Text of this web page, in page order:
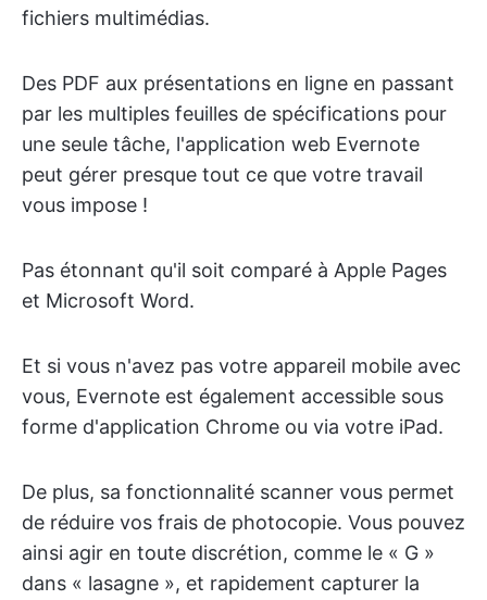
fichiers multimédias.
Des PDF aux présentations en ligne en passant
par les multiples feuilles de spécifications pour
une seule tâche, l'application web Evernote
peut gérer presque tout ce que votre travail
vous impose !
Pas étonnant qu'il soit comparé à Apple Pages
et Microsoft Word.
Et si vous n'avez pas votre appareil mobile avec
vous, Evernote est également accessible sous
forme d'application Chrome ou via votre iPad.
De plus, sa fonctionnalité scanner vous permet
de réduire vos frais de photocopie. Vous pouvez
ainsi agir en toute discrétion, comme le « G »
dans « lasagne », et rapidement capturer la